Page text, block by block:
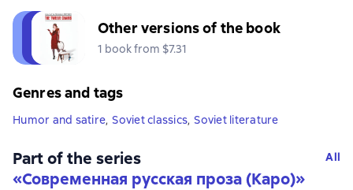
Other versions of the book
1 book from $7.31
Genres and tags
Humor and satire, Soviet classics, Soviet literature
Part of the series
«Современная русская проза (Каро)»
All